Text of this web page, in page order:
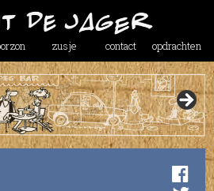
zusje contact opdrachten